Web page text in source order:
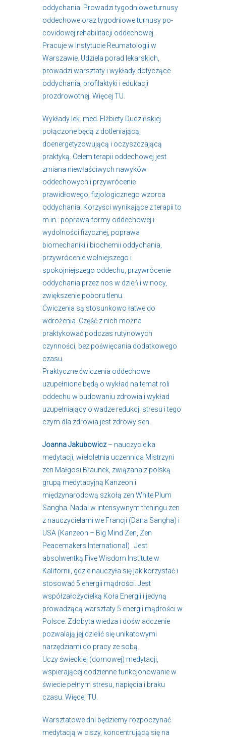
oddychania. Prowadzi tygodniowe turnusy
oddechowe oraz tygodniowe turnusy po-
covidowej rehabilitacji oddechowej.
Pracuje w Instytucie Reumatologii w
Warszawie. Udziela porad lekarskich,
prowadzi warsztaty i wykłady dotyczące
oddychania, profilaktyki i edukacji
prozdrowotnej. Więcej TU.
Wykłady lek. med. Elżbiety Dudzińskiej
połączone będą z dotleniającą,
doenergetyzowującą i oczyszczającą
praktyką. Celem terapii oddechowej jest
zmiana niewłaściwych nawyków
oddechowych i przywrócenie
prawidłowego, fizjologicznego wzorca
oddychania. Korzyści wynikające z terapii to
m.in.: poprawa formy oddechowej i
wydolności fizycznej, poprawa
biomechaniki i biochemii oddychania,
przywrócenie wolniejszego i
spokojniejszego oddechu, przywrócenie
oddychania przez nos w dzień i w nocy,
zwiększenie poboru tlenu.
Ćwiczenia są stosunkowo łatwe do
wdrożenia. Część z nich można
praktykować podczas rutynowych
czynności, bez poświęcania dodatkowego
czasu.
Praktyczne ćwiczenia oddechowe
uzupełnione będą o wykład na temat roli
oddechu w budowaniu zdrowia i wykład
uzupełniający o wadze redukcji stresu i tego
czym dla zdrowia jest zdrowy sen.
Joanna Jakubowicz– nauczycielka
medytacji, wieloletnia uczennica Mistrzyni
zen Małgosi Braunek, związana z polską
grupą medytacyjną Kanzeon i
międzynarodową szkołą zen White Plum
Sangha. Nadal w intensywnym treningu zen
z nauczycielami we Francji (Dana Sangha) i
USA (Kanzeon – Big Mind Zen, Zen
Peacemakers International) . Jest
absolwentką Five Wisdom Institute w
Kalifornii, gdzie nauczyła się jak korzystać i
stosować 5 energii mądrości. Jest
współzałożycielką Koła Energii i jedyną
prowadzącą warsztaty 5 energii mądrości w
Polsce. Zdobyta wiedza i doświadczenie
pozwalają jej dzielić się unikatowymi
narzędziami do pracy ze sobą.
Uczy świeckiej (domowej) medytacji,
wspierającej codzienne funkcjonowanie w
świecie pełnym stresu, napięcia i braku
czasu. Więcej TU.
Warsztatowe dni będziemy rozpoczynać
medytacją w ciszy, koncentrującą się na